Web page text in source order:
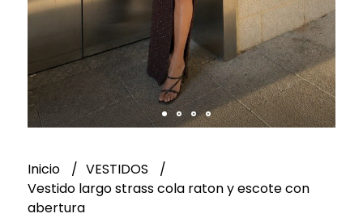
Inicio
VESTIDOS
Vestido largo strass cola raton y escote con
abertura